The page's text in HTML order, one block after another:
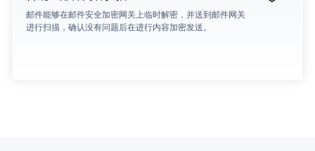
邮件能够在邮件安全加密网关上临时解密，并送到邮件网关
进行扫描，确认没有问题后在进行内容加密发送。